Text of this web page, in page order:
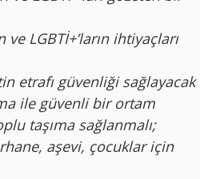
LGBTİ+’ların ihtiyaçları
etrafı güvenliği sağlayacak
ile güvenli bir ortam
taşıma sağlanmalı;
aşevi, çocuklar için